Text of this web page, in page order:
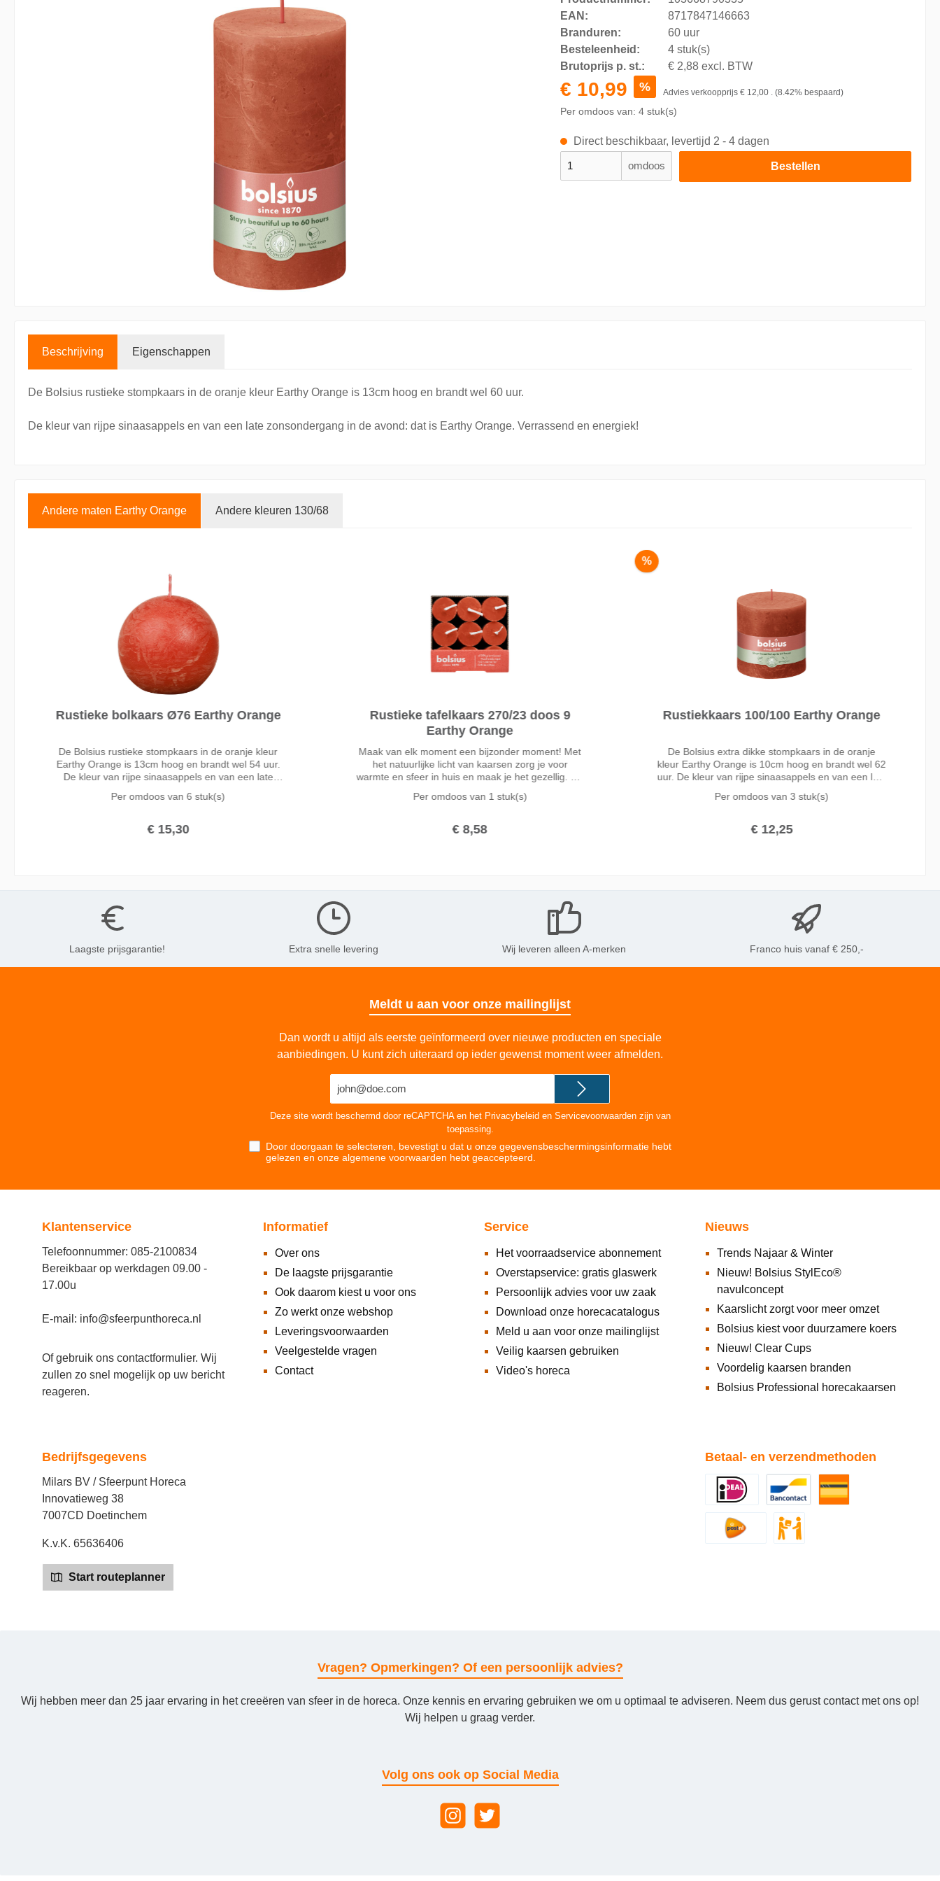
EAN:
8717847146663
Branduren:
60 uur
Besteleenheid:
4 stuk(s)
Brutoprijs p. st.:
€ 2,88 excl. BTW
€ 10,99 % Advies verkoopprijs € 12,00. (8.42% bespaard)
Per omdoos van: 4 stuk(s)
Direct beschikbaar, levertijd 2 - 4 dagen
omdoos Bestellen
Beschrijving Eigenschappen
De Bolsius rustieke stompkaars in de oranje kleur Earthy Orange is 13cm hoog en brandt wel 60 uur.
De kleur van rijpe sinaasappels en van een late zonsondergang in de avond: dat is Earthy Orange. Verrassend en energiek!
Andere maten Earthy Orange Andere kleuren 130/68
Rustieke bolkaars Ø76 Earthy Orange
De Bolsius rustieke stompkaars in de oranje kleur
Earthy Orange is 13cm hoog en brandt wel 54 uur.
De kleur van rijpe sinaasappels en van een late
Verrassend en energiek!
Per omdoos van6 stuk(s)
€ 15,30
Rustieke tafelkaars 270/23 doos 9
Earthy Orange
Maak van elk moment een bijzonder moment! Met
het natuurlijke licht van kaarsen zorg je voor
warmte en sfeer in huis en maak je het gezellig. De
Earthy Orange zijn 27cm hoog, druipen niet en
en planeet, zonder palmolie en met natuurlijke
vegan wax. Door het katoenen lontje altijd een
Per omdoos van 1 stuk(s)
€ 8,58
%
Rustiekkaars 100/100 Earthy Orange
De Bolsius extra dikke stompkaars in de oranje
kleur Earthy Orange is 10cm hoog en brandt wel 62
uur. De kleur van rijpe sinaasappels en van een late
Verrassend en energiek!
Per omdoos van 3 stuk(s)
€ 12,25
Laagste prijsgarantie! Extra snelle levering Wij leveren alleen A-merken Franco huis vanaf € 250,-
Meldt u aan voor onze mailinglijst
Dan wordt u altijd als eerste geïnformeerd over nieuwe producten en speciale
aanbiedingen. U kunt zich uiteraard op ieder gewenst moment weer afmelden.
Deze site wordt beschermd door reCAPTCHA en het Privacybeleid en Servicevoorwaardenzijn van
toepassing.
Door doorgaan te selecteren, bevestigt u dat u onze gegevensbeschermingsinformatie hebt
gelezen en onze algemene voorwaarden hebt geaccepteerd
Klantenservice
Telefoonnummer: 085-2100834
Bereikbaar op werkdagen 09.00 -
17.00u
E-mail: info@sfeerpunthoreca.nl
Of gebruik ons contactformulier. Wij
zullen zo snel mogelijk op uw bericht
reageren.
Informatief
Over ons
De laagste prijsgarantie
Ook daarom kiest u voor ons
Zo werkt onze webshop
Leveringsvoorwaarden
Veelgestelde vragen
Contact
Service
Het voorraadservice abonnement
Overstapservice: gratis glaswerk
Persoonlijk advies voor uw zaak
Download onze horecacatalogus
Meld u aan voor onze mailinglijst
Veilig kaarsen gebruiken
Video's horeca
Nieuws
Trends Najaar & Winter
Nieuw! Bolsius StylEco®
navulconcept
Kaarslicht zorgt voor meer omzet
Bolsius kiest voor duurzamere koers
Nieuw! Clear Cups
Voordelig kaarsen branden
Bolsius Professional horecakaarsen
Bedrijfsgegevens
Milars BV / Sfeerpunt Horeca
Innovatieweg 38
7007CD Doetinchem
K.v.K. 65636406
Start routeplanner
Betaal- en verzendmethoden
Vragen? Opmerkingen? Of een persoonlijk advies?
Wij hebben meer dan 25 jaar ervaring in het creeëren van sfeer in de horeca. Onze kennis en ervaring gebruiken we om u optimaal te adviseren. Neem dus gerust contact met ons op!
Wij helpen u graag verder.
Volg ons ook op Social Media